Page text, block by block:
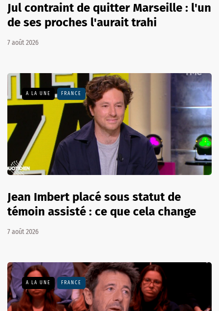
Jul contraint de quitter Marseille : l'un
de ses proches l'aurait trahi
7 août 2026
A LA UNE FRANCE
Jean Imbert placé sous statut de
témoin assisté : ce que cela change
7 août 2026
A LA UNE FRANCE